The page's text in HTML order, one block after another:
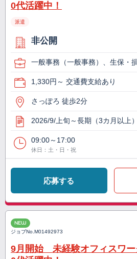
0代活躍中！
派遣
非公開
一般事務（一般事務）、生保・
1,330円～ 交通費支給あり
さっぽろ 徒歩2分
2026/9/上旬～長期（3カ月以上）
09:00～17:00
休日：土・日・祝
応募する
NEW
ジョブNo.M01492973
9月開始 未経験オフィスワ